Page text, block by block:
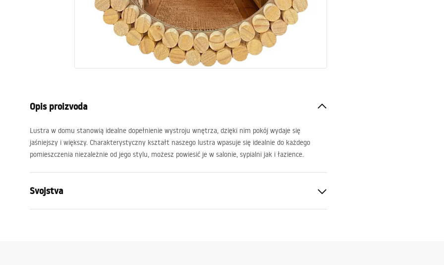
Miješalice, pipe, slavine
Opis proizvoda
Lustra w domu stanowią idealne dopełnienie wystroju wnętrza, dzięki nim pokój wydaje się
jaśniejszy i większy. Charakterystyczny kształt naszego lustra wpasuje się idealnie do każdego
pomieszczenia niezależnie od jego stylu, możesz powiesić je w salonie, sypialni jak i łazience.
Svojstva